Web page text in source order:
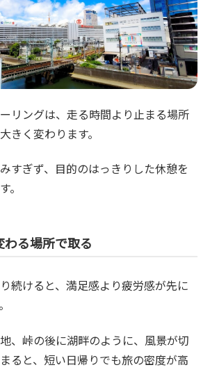
リングは、走る時間より止まる場所
きく変わります。
すぎず、目的のはっきりした休憩を
。
る場所で取る
続けると、満足感より疲労感が先に
、峠の後に湖畔のように、風景が切
ると、短い日帰りでも旅の密度が高